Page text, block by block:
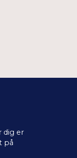
dig er
på